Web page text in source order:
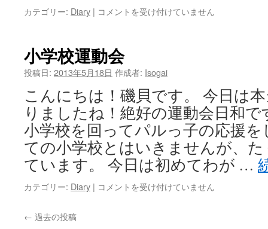
カテゴリー: Diary | 春
帰
り
イ
ン
ト
申
込
み
ス
ト！！
コメントを受け付けていません
小学校運動会
投稿日: 2013年5月18日 作成者: Isogai
こんにちは！磯貝です。 今日は
りましたね！絶好の運動会日和
小学校を回ってパルっ子の応援
ての小学校とはいきませんが、
ています。 今日は初めてわが …
カテゴリー: Diary | 小
コメントを受け付けていません
← 過去の投稿